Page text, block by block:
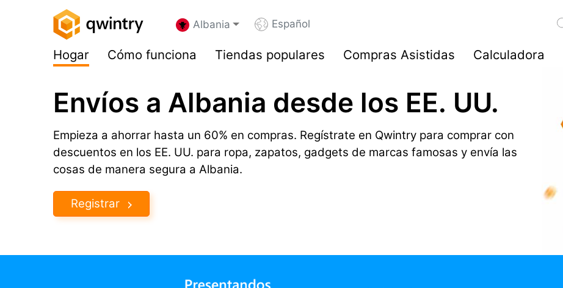
Albania Español
Hogar Cómo funciona Tiendas populares Compras Asistidas Calculadora
Envíos a Albania desde los EE. UU.
Empieza a ahorrar hasta un 60% en compras. Regístrate en Qwintry para comprar con
descuentos en los EE. UU. para ropa, zapatos, gadgets de marcas famosas y envía las
cosas de manera segura a Albania.
Registrar